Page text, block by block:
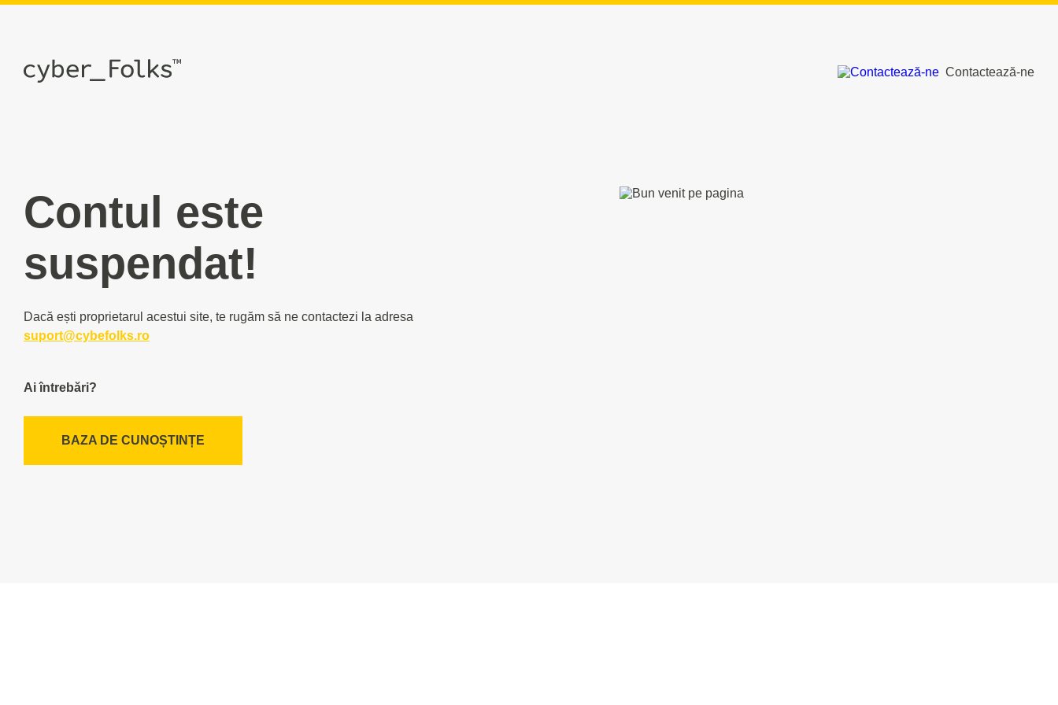
Contactează-ne
Contul este
suspendat!
Dacă ești proprietarul acestui site, te rugăm să ne contactezi la adresa
suport@cybefolks.ro
Ai întrebări?
BAZA DE CUNOȘTINȚE